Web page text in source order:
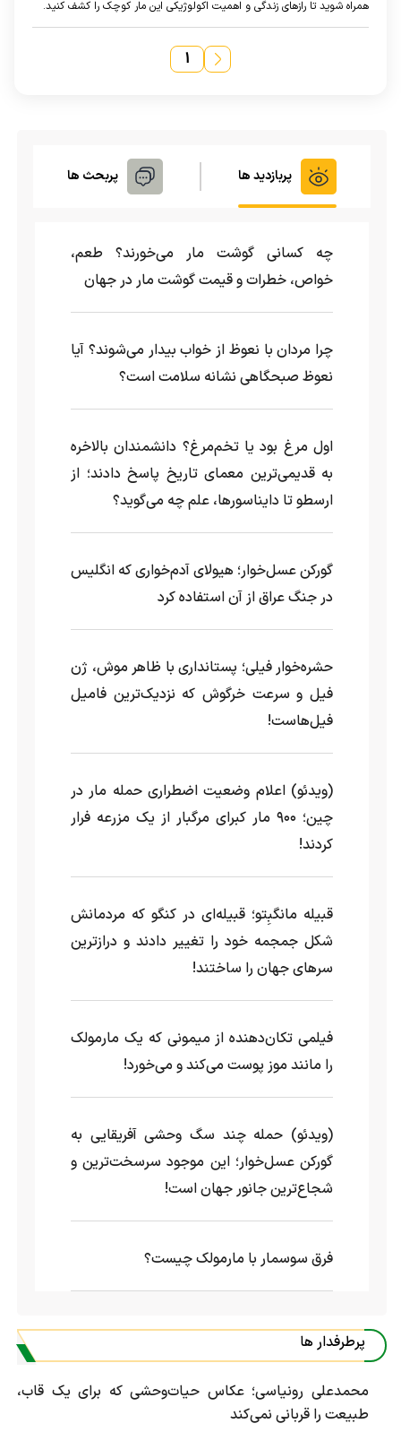
همراه شوید تا راز‌های زندگی و اهمیت اکولوژیکی این مار کوچک را کشف کنید.
۱
پربازدید ها پربحث ها
چه کسانی گوشت مار می‌خورند؟ طعم،
خواص، خطرات و قیمت گوشت مار در جهان
چرا مردان با نعوظ از خواب بیدار می‌شوند؟ آیا
نعوظ صبحگاهی نشانه سلامت است؟
اول مرغ بود یا تخم‌مرغ؟ دانشمندان بالاخره
به قدیمی‌ترین معمای تاریخ پاسخ دادند؛ از
ارسطو تا دایناسورها، علم چه می‌گوید؟
گورکن عسل‌خوار؛ هیولای آدم‌خواری که انگلیس
در جنگ عراق از آن استفاده کرد
حشره‌خوار فیلی؛ پستانداری با ظاهر موش، ژن
فیل و سرعت خرگوش که نزدیک‌ترین فامیل
فیل‌هاست!
(ویدئو) اعلام وضعیت اضطراری حمله مار‌ در
چین؛ ۹۰۰ مار کبرای مرگبار از یک مزرعه‌ فرار
کردند!
قبیله مانگبِتو؛ قبیله‌ای در کنگو که مردمانش
شکل جمجمه خود را تغییر دادند و درازترین
سرهای جهان را ساختند!
فیلمی تکان‌دهنده از میمونی که یک مارمولک
را مانند موز پوست می‌کند و می‌خورد!
(ویدئو) حمله چند سگ وحشی آفریقایی به
گورکن عسل‌خوار؛ این موجود سرسخت‌ترین و
شجاع‌ترین جانور جهان است!
فرق سوسمار با مارمولک چیست؟
پرطرفدار ها
محمدعلی رونیاسی؛ عکاس حیات‌وحشی که برای یک قاب،
طبیعت را قربانی نمی‌کند